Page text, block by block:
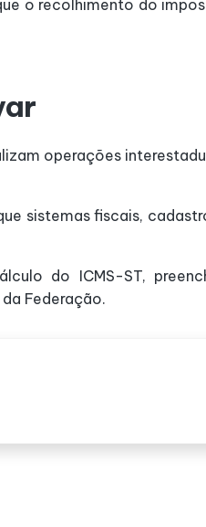
o recolhimento do
operações
sistemas fiscais,
do ICMS-ST,
Federação.